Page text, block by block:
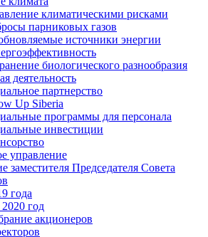
климатическими рисками
парниковых газов
источники энергии
биологического разнообразия
деятельность
партнерство
Up Siberia
программы для персонала
инвестиции
управление
заместителя Председателя Совета
года
год
акционеров